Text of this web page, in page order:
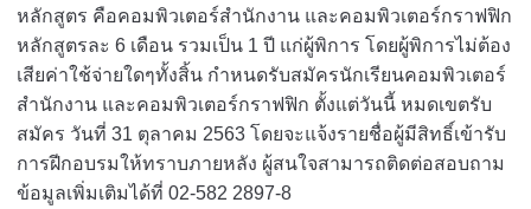
หลักสูตร คือคอมพิวเตอร์สำนักงาน และคอมพิวเตอร์กราฟฟิก
หลักสูตรละ 6 เดือน รวมเป็น 1 ปี แก่ผู้พิการ โดยผู้พิการไม่ต้อง
เสียค่าใช้จ่ายใดๆทั้งสิ้น กำหนดรับสมัครนักเรียนคอมพิวเตอร์
สำนักงาน และคอมพิวเตอร์กราฟฟิก ตั้งแต่วันนี้ หมดเขตรับ
สมัคร วันที่ 31 ตุลาคม 2563 โดยจะแจ้งรายชื่อผู้มีสิทธิ์เข้ารับ
การฝีกอบรมให้ทราบภายหลัง ผู้สนใจสามารถติดต่อสอบถาม
ข้อมูลเพิ่มเติมได้ที่ 02-582 2897-8